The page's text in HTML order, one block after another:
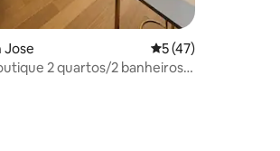
Jose 5 de uma avaliação
5 (47)
2 quartos/2 banheiros |